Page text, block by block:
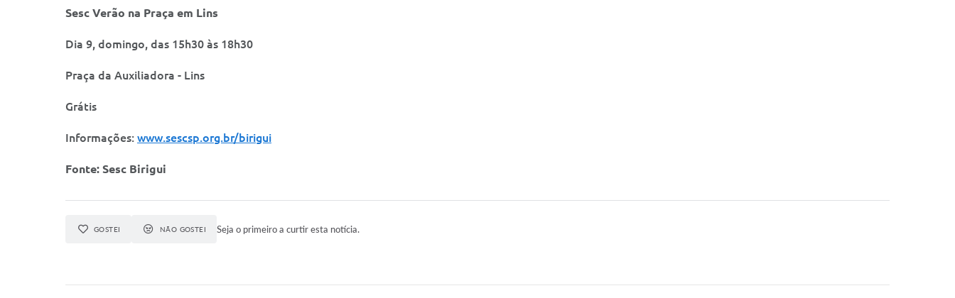
Sesc Verão na Praça em Lins
Dia 9, domingo, das 15h30 às 18h30
Praça da Auxiliadora - Lins
Grátis
Informações: www.sescsp.org.br/birigui
Fonte: Sesc Birigui
GOSTEI NÃO GOSTEI Seja o primeiro a curtir esta notícia.